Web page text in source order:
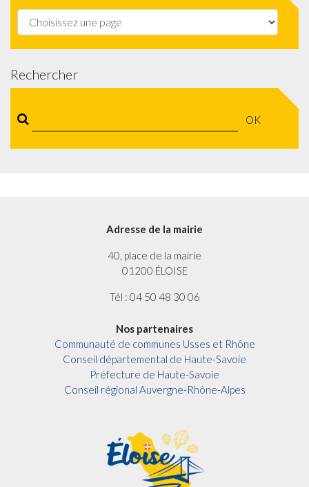
Rechercher
OK
Adresse de la mairie
40, place de la mairie
01200 ÉLOISE
Tél : 04 50 48 30 06
Nos partenaires
Communauté de communes Usses et Rhône
Conseil départemental de Haute-Savoie
Préfecture de Haute-Savoie
Conseil régional Auvergne-Rhône-Alpes